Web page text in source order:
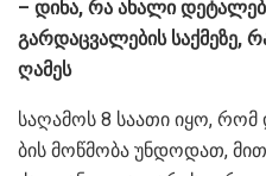
– დინა, რა ახა­ლი
გარ­დაც­ვა­ლე­ბის საქ­მე­ზე,
ღა­მეს
სა­ღა­მოს 8 სა­ა­თი იყო,
ბის მოწ­მო­ბა უნ­დო­დათ,